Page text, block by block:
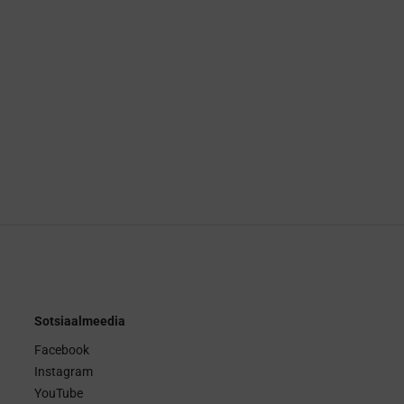
Sotsiaalmeedia
Facebook
Instagram
YouTube